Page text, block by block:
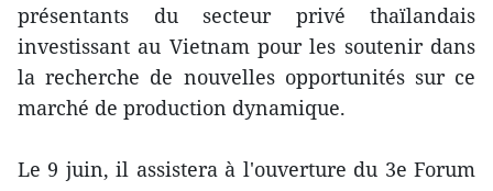
présentants du secteur privé thaïlandais
investissant au Vietnam pour les soutenir dans
la recherche de nouvelles opportunités sur ce
marché de production dynamique.
Le 9 juin, il assistera à l'ouverture du 3e Forum